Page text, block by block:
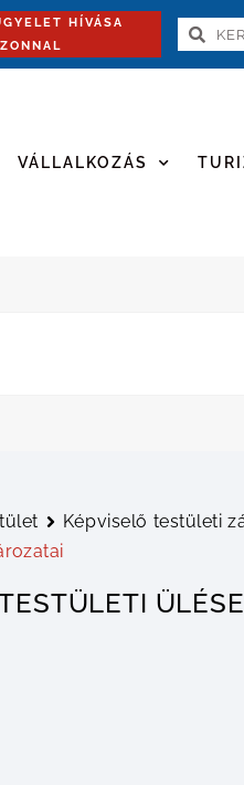
HÍVÁSA
VÁLLALKOZÁS
Képviselő testületi